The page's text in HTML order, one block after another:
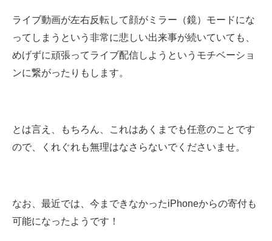
ライブ動画が左右反転して顔がミラー（鏡）モードにな
ってしまうという非常に悲しい出来事が続いていても
めげずに頑張ってライブ配信しようというモチベーショ
ンに繋がったりもします。
とは言え、もちろん、これはあくまでも任意のことです
ので、くれぐれも無理はなさらないでくださいませ。
なお、最近では、今まできなかったiPhoneからの寄付も
可能になったようです！